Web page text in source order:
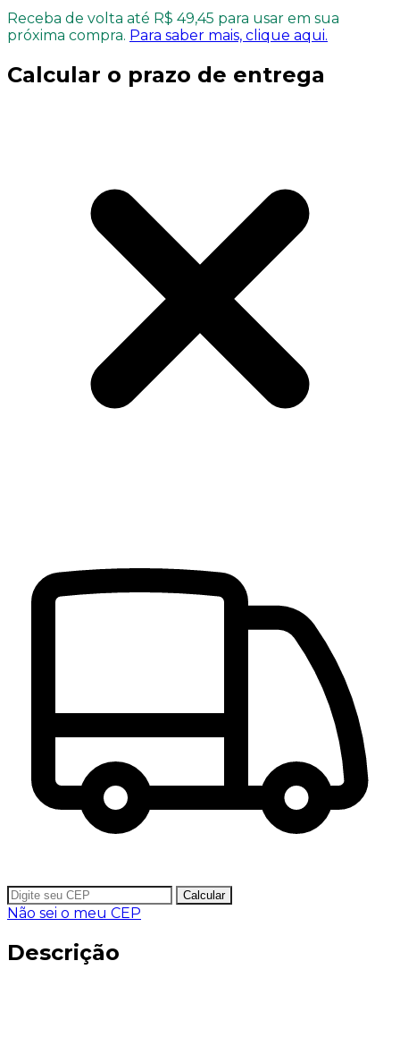
Receba de volta até R$ 49,45 para usar em sua
próxima compra. Para saber mais, clique aqui.
Calcular o prazo de entrega
Calcular
Não sei o meu CEP
Descrição